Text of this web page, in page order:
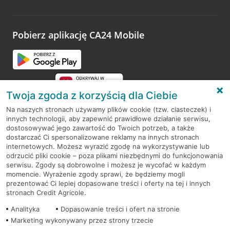
opinie.
Pobierz aplikację CA24 Mobile
RODO
Regulamin serwisu
Mapa serwisu
PolitykaCookies
Twoja zgoda z korzyścią dla Ciebie
Na naszych stronach używamy plików cookie (tzw. ciasteczek) i
innych technologii, aby zapewnić prawidłowe działanie serwisu,
dostosowywać jego zawartość do Twoich potrzeb, a także
dostarczać Ci spersonalizowane reklamy na innych stronach
internetowych. Możesz wyrazić zgodę na wykorzystywanie lub
odrzucić pliki cookie – poza plikami niezbędnymi do funkcjonowania
serwisu. Zgody są dobrowolne i możesz je wycofać w każdym
momencie. Wyrażenie zgody sprawi, że będziemy mogli
prezentować Ci lepiej dopasowane treści i oferty na tej i innych
stronach Credit Agricole.
Analityka
Dopasowanie treści i ofert na stronie
Marketing wykonywany przez strony trzecie